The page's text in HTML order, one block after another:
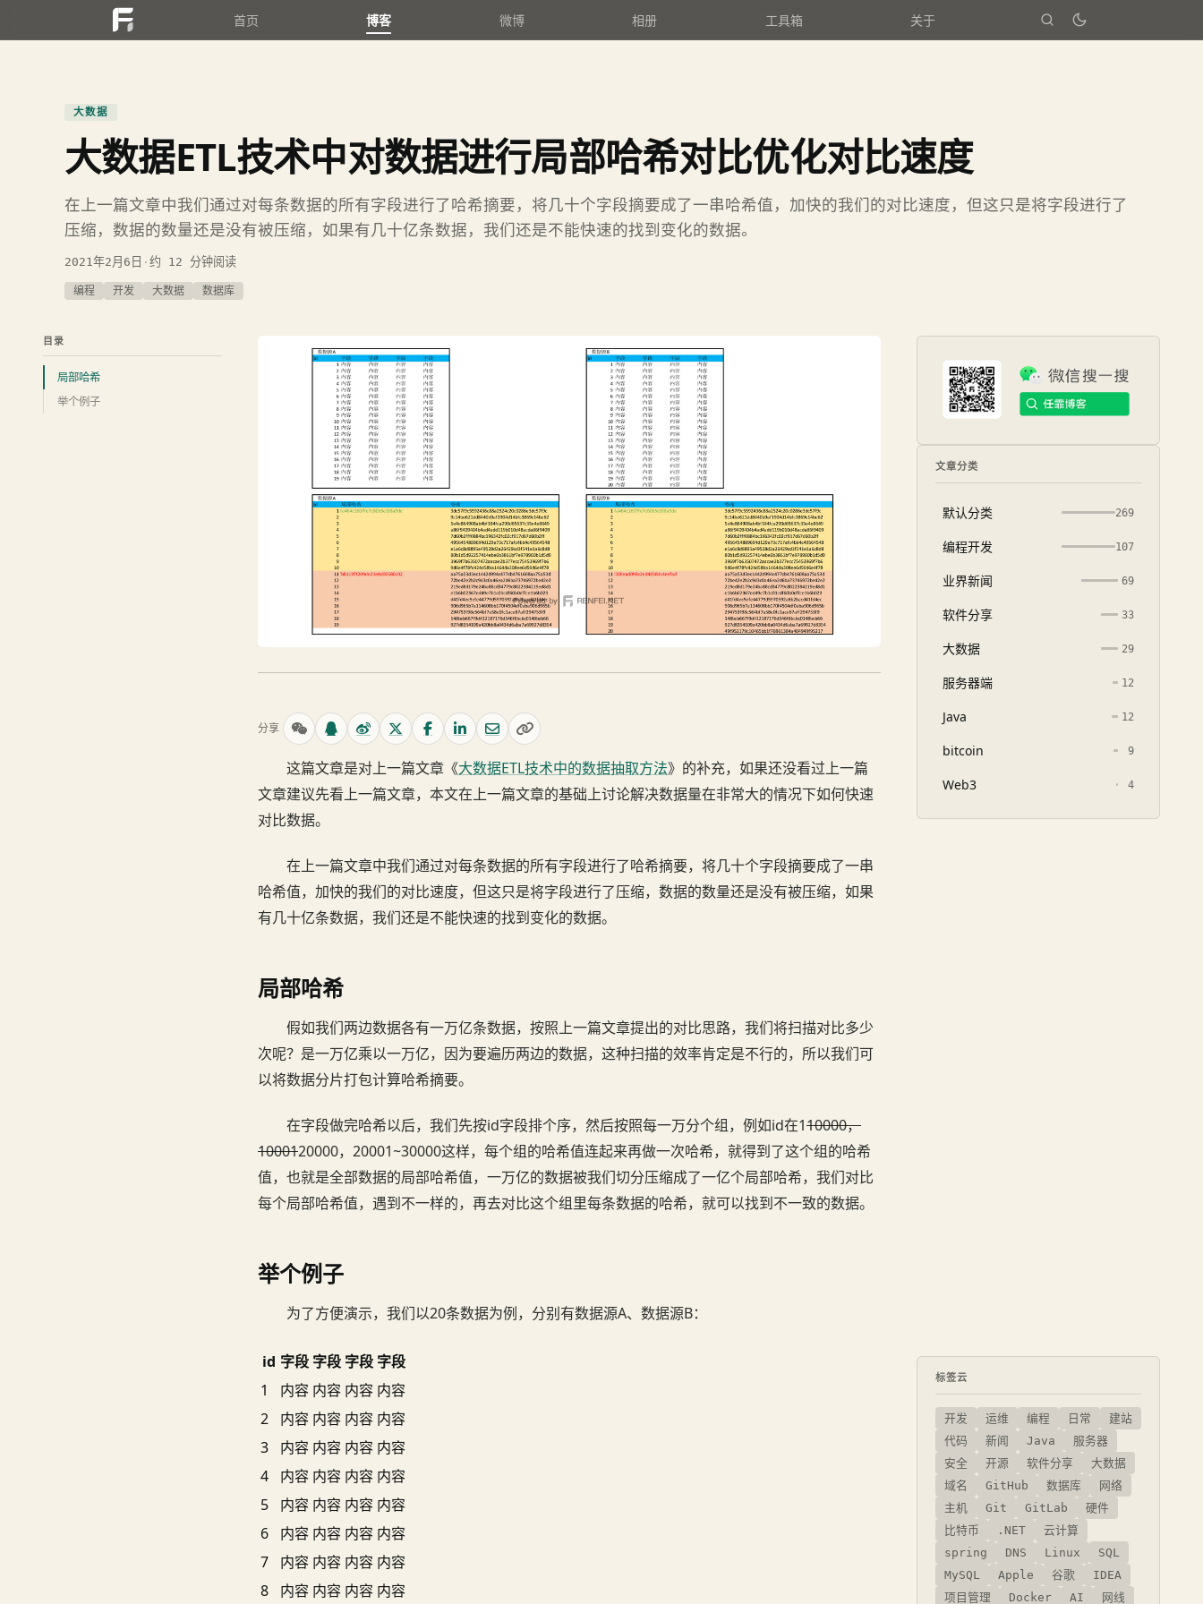
首页 博客 微博 相册 工具箱 关于
大数据
大数据ETL技术中对数据进行局部哈希对比优化对比速度
在上一篇文章中我们通过对每条数据的所有字段进行了哈希摘要，将几十个字段摘要成了一串哈希值，加快的我们的对比速度，但这只是将字段进行了
压缩，数据的数量还是没有被压缩，如果有几十亿条数据，我们还是不能快速的找到变化的数据。
2021年2月6日 · 约 12 分钟阅读
编程 开发 大数据 数据库
目录
局部哈希
举个例子
分享
这篇文章是对上一篇文章《大数据ETL技术中的数据抽取方法》的补充，如果还没看过上一篇
文章建议先看上一篇文章，本文在上一篇文章的基础上讨论解决数据量在非常大的情况下如何快速
对比数据。
在上一篇文章中我们通过对每条数据的所有字段进行了哈希摘要，将几十个字段摘要成了一串
哈希值，加快的我们的对比速度，但这只是将字段进行了压缩，数据的数量还是没有被压缩，如果
有几十亿条数据，我们还是不能快速的找到变化的数据。
局部哈希
假如我们两边数据各有一万亿条数据，按照上一篇文章提出的对比思路，我们将扫描对比多少
次呢？是一万亿乘以一万亿，因为要遍历两边的数据，这种扫描的效率肯定是不行的，所以我们可
以将数据分片打包计算哈希摘要。
在字段做完哈希以后，我们先按id字段排个序，然后按照每一万分个组，例如id在110000，
1000120000，20001~30000这样，每个组的哈希值连起来再做一次哈希，就得到了这个组的哈希
值，也就是全部数据的局部哈希值，一万亿的数据被我们切分压缩成了一亿个局部哈希，我们对比
每个局部哈希值，遇到不一样的，再去对比这个组里每条数据的哈希，就可以找到不一致的数据。
举个例子
为了方便演示，我们以20条数据为例，分别有数据源A、数据源B：
id 字段 字段 字段 字段
1
内容 内容 内容 内容
2
内容 内容 内容 内容
3
内容 内容 内容 内容
4
内容 内容 内容 内容
5
内容 内容 内容 内容
6
内容 内容 内容 内容
7
内容 内容 内容 内容
8
内容 内容 内容 内容
文章分类
默认分类 269
编程开发 107
业界新闻 69
软件分享 33
大数据 29
服务器端 12
Java 12
bitcoin 9
Web3 4
标签云
开发 运维 编程 日常
建站
代码
新闻 Java
服务器
安全
开源 软件分享
大数据
域名
GitHub 数据库
网络
主机
Git GitLab
硬件
比特币
.NET
云计算
spring
DNS Linux
SQL
MySQL
Apple 谷歌
IDEA
项目管理
Docker AI
网线